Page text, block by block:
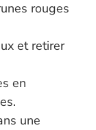
rouges
et retirer
en
une